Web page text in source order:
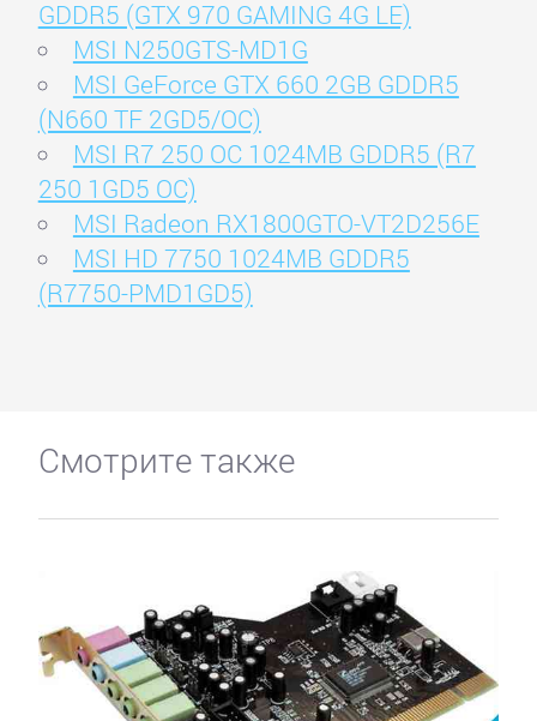
GDDR5 (GTX 970 GAMING 4G LE)
MSI N250GTS-MD1G
MSI GeForce GTX 660 2GB GDDR5
(N660 TF 2GD5/OC)
MSI R7 250 OC 1024MB GDDR5 (R7
250 1GD5 OC)
MSI Radeon RX1800GTO-VT2D256E
MSI HD 7750 1024MB GDDR5
(R7750-PMD1GD5)
Смотрите также